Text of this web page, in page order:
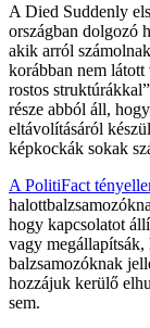
A Died Suddenly
országban dolgozó
akik arról
korábban nem
rostos
része abból áll,
eltávolításáról
képkockák sokak
A PolitiFact
hogy kapcsolatot
vagy megállapítsák,
balzsamozóknak
hozzájuk kerülő
sem.